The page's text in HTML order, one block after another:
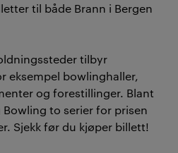
til både Brann i Bergen
tilbyr
eksempel bowlinghaller,
og forestillinger. Blant
to serier for prisen
Sjekk før du kjøper billett!